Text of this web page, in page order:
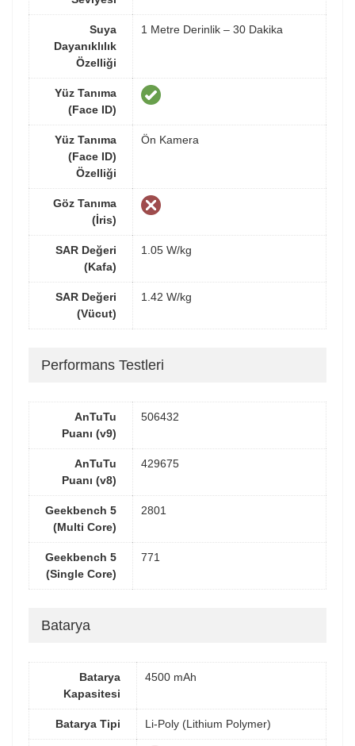
Suya
Dayanıklılık
Özelliği
1 Metre Derinlik – 30 Dakika
Yüz Tanıma
(Face ID)
Yüz Tanıma
(Face ID)
Özelliği
Ön Kamera
Göz Tanıma
(İris)
SAR Değeri
(Kafa)
1.05 W/kg
SAR Değeri
(Vücut)
1.42 W/kg
Performans Testleri
AnTuTu
Puanı (v9)
506432
AnTuTu
Puanı (v8)
429675
Geekbench 5
(Multi Core)
2801
Geekbench 5
(Single Core)
771
Batarya
Batarya
Kapasitesi
4500 mAh
Batarya Tipi Li-Poly (Lithium Polymer)